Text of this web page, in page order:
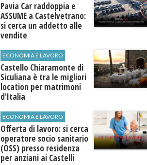
Pavia Car raddoppia e
ASSUME a Castelvetrano:
si cerca un addetto alle
vendite
ECONOMIA E LAVORO
Castello Chiaramonte di
Siculiana è tra le migliori
location per matrimoni
d'Italia
ECONOMIA E LAVORO
Offerta di lavoro: si cerca
operatore socio sanitario
(OSS) presso residenza
per anziani ai Castelli